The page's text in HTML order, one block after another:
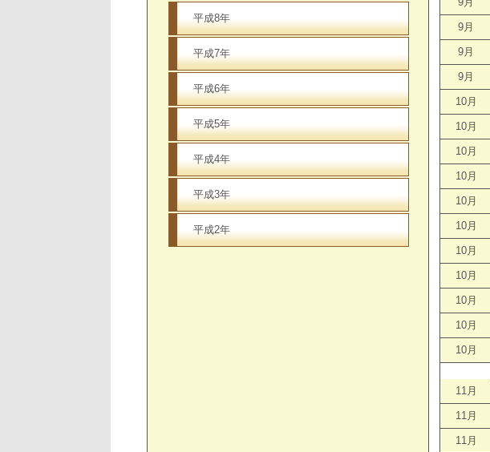
平成8年
平成7年
平成6年
平成5年
平成4年
平成3年
平成2年
9月
9月
9月
10月
10月
10月
10月
10月
10月
10月
10月
10月
10月
10月
11月
11月
11月